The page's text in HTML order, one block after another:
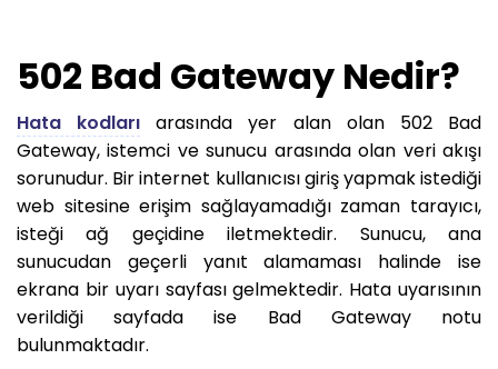
502 Bad Gateway Nedir?
Hata kodları arasında yer alan olan 502 Bad
Gateway, istemci ve sunucu arasında olan veri akışı
sorunudur. Bir internet kullanıcısı giriş yapmak istediği
web sitesine erişim sağlayamadığı zaman tarayıcı,
isteği ağ geçidine iletmektedir. Sunucu, ana
sunucudan geçerli yanıt alamaması halinde ise
ekrana bir uyarı sayfası gelmektedir. Hata uyarısının
verildiği sayfada ise Bad Gateway notu
bulunmaktadır.